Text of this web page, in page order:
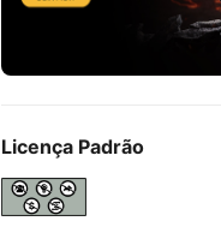
Licença Padrão